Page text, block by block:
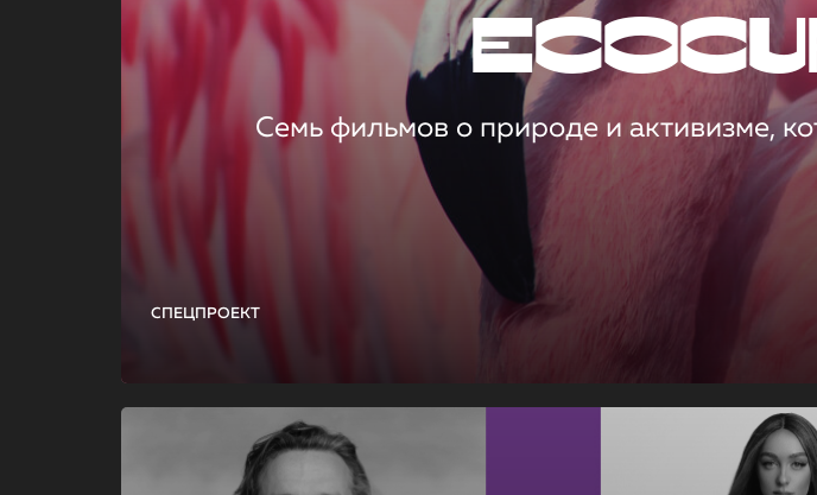
СПЕЦПРОЕКТ
Семь фильмов о природе и активизме,